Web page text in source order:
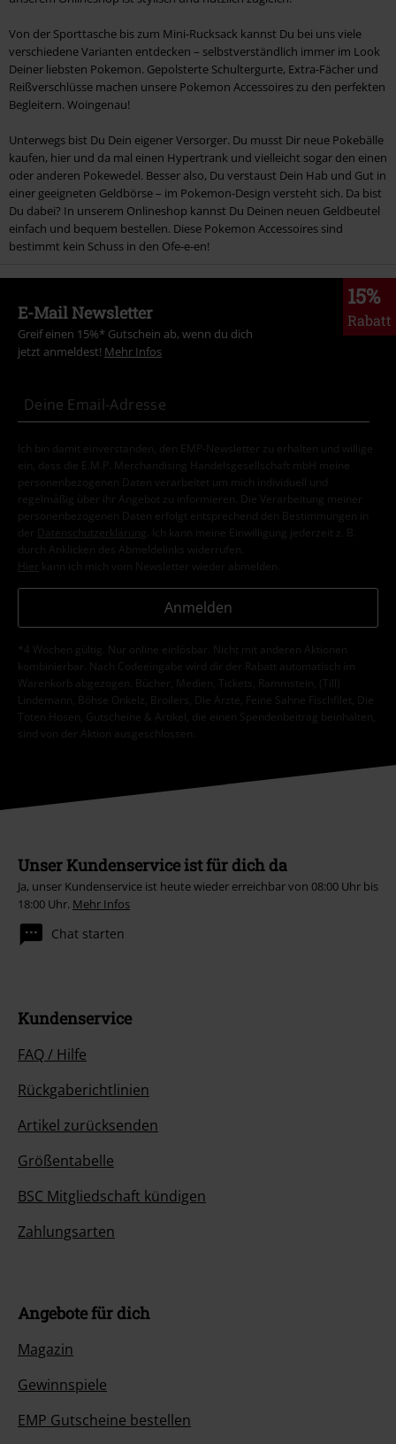
Von der Sporttasche bis zum Mini-Rucksack kannst Du bei uns viele
verschiedene Varianten entdecken – selbstverständlich immer im Look
Deiner liebsten Pokemon. Gepolsterte Schultergurte, Extra-Fächer und
Reißverschlüsse machen unsere Pokemon Accessoires zu den perfekten
Begleitern. Woingenau!
Unterwegs bist Du Dein eigener Versorger. Du musst Dir neue Pokebälle
kaufen, hier und da mal einen Hypertrank und vielleicht sogar den einen
oder anderen Pokewedel. Besser also, Du verstaust Dein Hab und Gut in
einer geeigneten Geldbörse – im Pokemon-Design versteht sich. Da bist
Du dabei? In unserem Onlineshop kannst Du Deinen neuen Geldbeutel
einfach und bequem bestellen. Diese Pokemon Accessoires sind
bestimmt kein Schuss in den Ofe-e-en!
15%
Rabatt
E-Mail Newsletter
Greif einen 15%* Gutschein ab, wenn du dich
jetzt anmeldest! Mehr Infos
Ich bin damit einverstanden, den EMP-Newsletter zu erhalten und willige
ein, dass die E.M.P. Merchandising Handelsgesellschaft mbH meine
personenbezogenen Daten verarbeitet um mich individuell und
regelmäßig über ihr Angebot zu informieren. Die Verarbeitung meiner
personenbezogenen Daten erfolgt entsprechend den Bestimmungen in
der
Datenschutzerklärung
. Ich kann meine Einwilligung jederzeit z. B.
durch Anklicken des Abmeldelinks widerrufen.
Hier kann ich mich vom Newsletter wieder abmelden.
Anmelden
*4 Wochen gültig. Nur online einlösbar. Nicht mit anderen Aktionen
kombinierbar. Nach Codeeingabe wird dir der Rabatt automatisch im
Warenkorb abgezogen. Bücher, Medien, Tickets, Rammstein, (Till)
Lindemann, Böhse Onkelz, Broilers, Die Ärzte, Feine Sahne Fischfilet, Die
Toten Hosen, Gutscheine & Artikel, die einen Spendenbeitrag beinhalten,
sind von der Aktion ausgeschlossen.
Unser Kundenservice ist für dich da
Ja, unser Kundenservice ist heute wieder erreichbar von 08:00 Uhr bis
18:00 Uhr. Mehr Infos
Chat starten
Kundenservice
FAQ / Hilfe
Rückgaberichtlinien
Artikel zurücksenden
Größentabelle
BSC Mitgliedschaft kündigen
Zahlungsarten
Angebote für dich
Magazin
Gewinnspiele
EMP Gutscheine bestellen